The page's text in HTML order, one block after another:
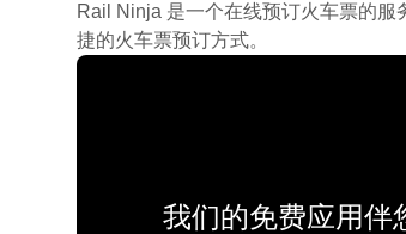
Rail Ninja 是一个在线预订火车票的
捷的火车票预订方式。
我们的免费应用